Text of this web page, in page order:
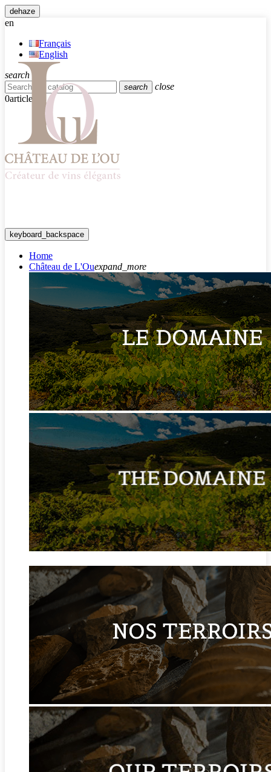
dehaze
en
Français
English
search
search
close
0article
keyboard_backspace
Home
Château de L'Ouexpand_more